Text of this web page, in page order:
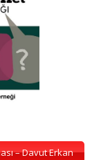
– Davut Erkan